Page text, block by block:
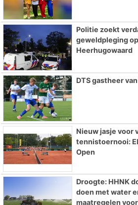
Politie zoekt
geweldpleging
Heerhugowaard
DTS gastheer
Nieuw jasje voor
tennistoernooi:
Open
Droogte: HHNK
doen met water
maatregelen voor